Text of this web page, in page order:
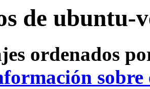
de ubuntu-
ordenados
sobre